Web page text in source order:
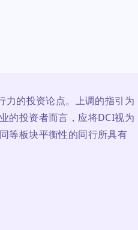
力的投资论点。上调的指引为
的投资者而言，应将DCI视为
等板块平衡性的同行所具有